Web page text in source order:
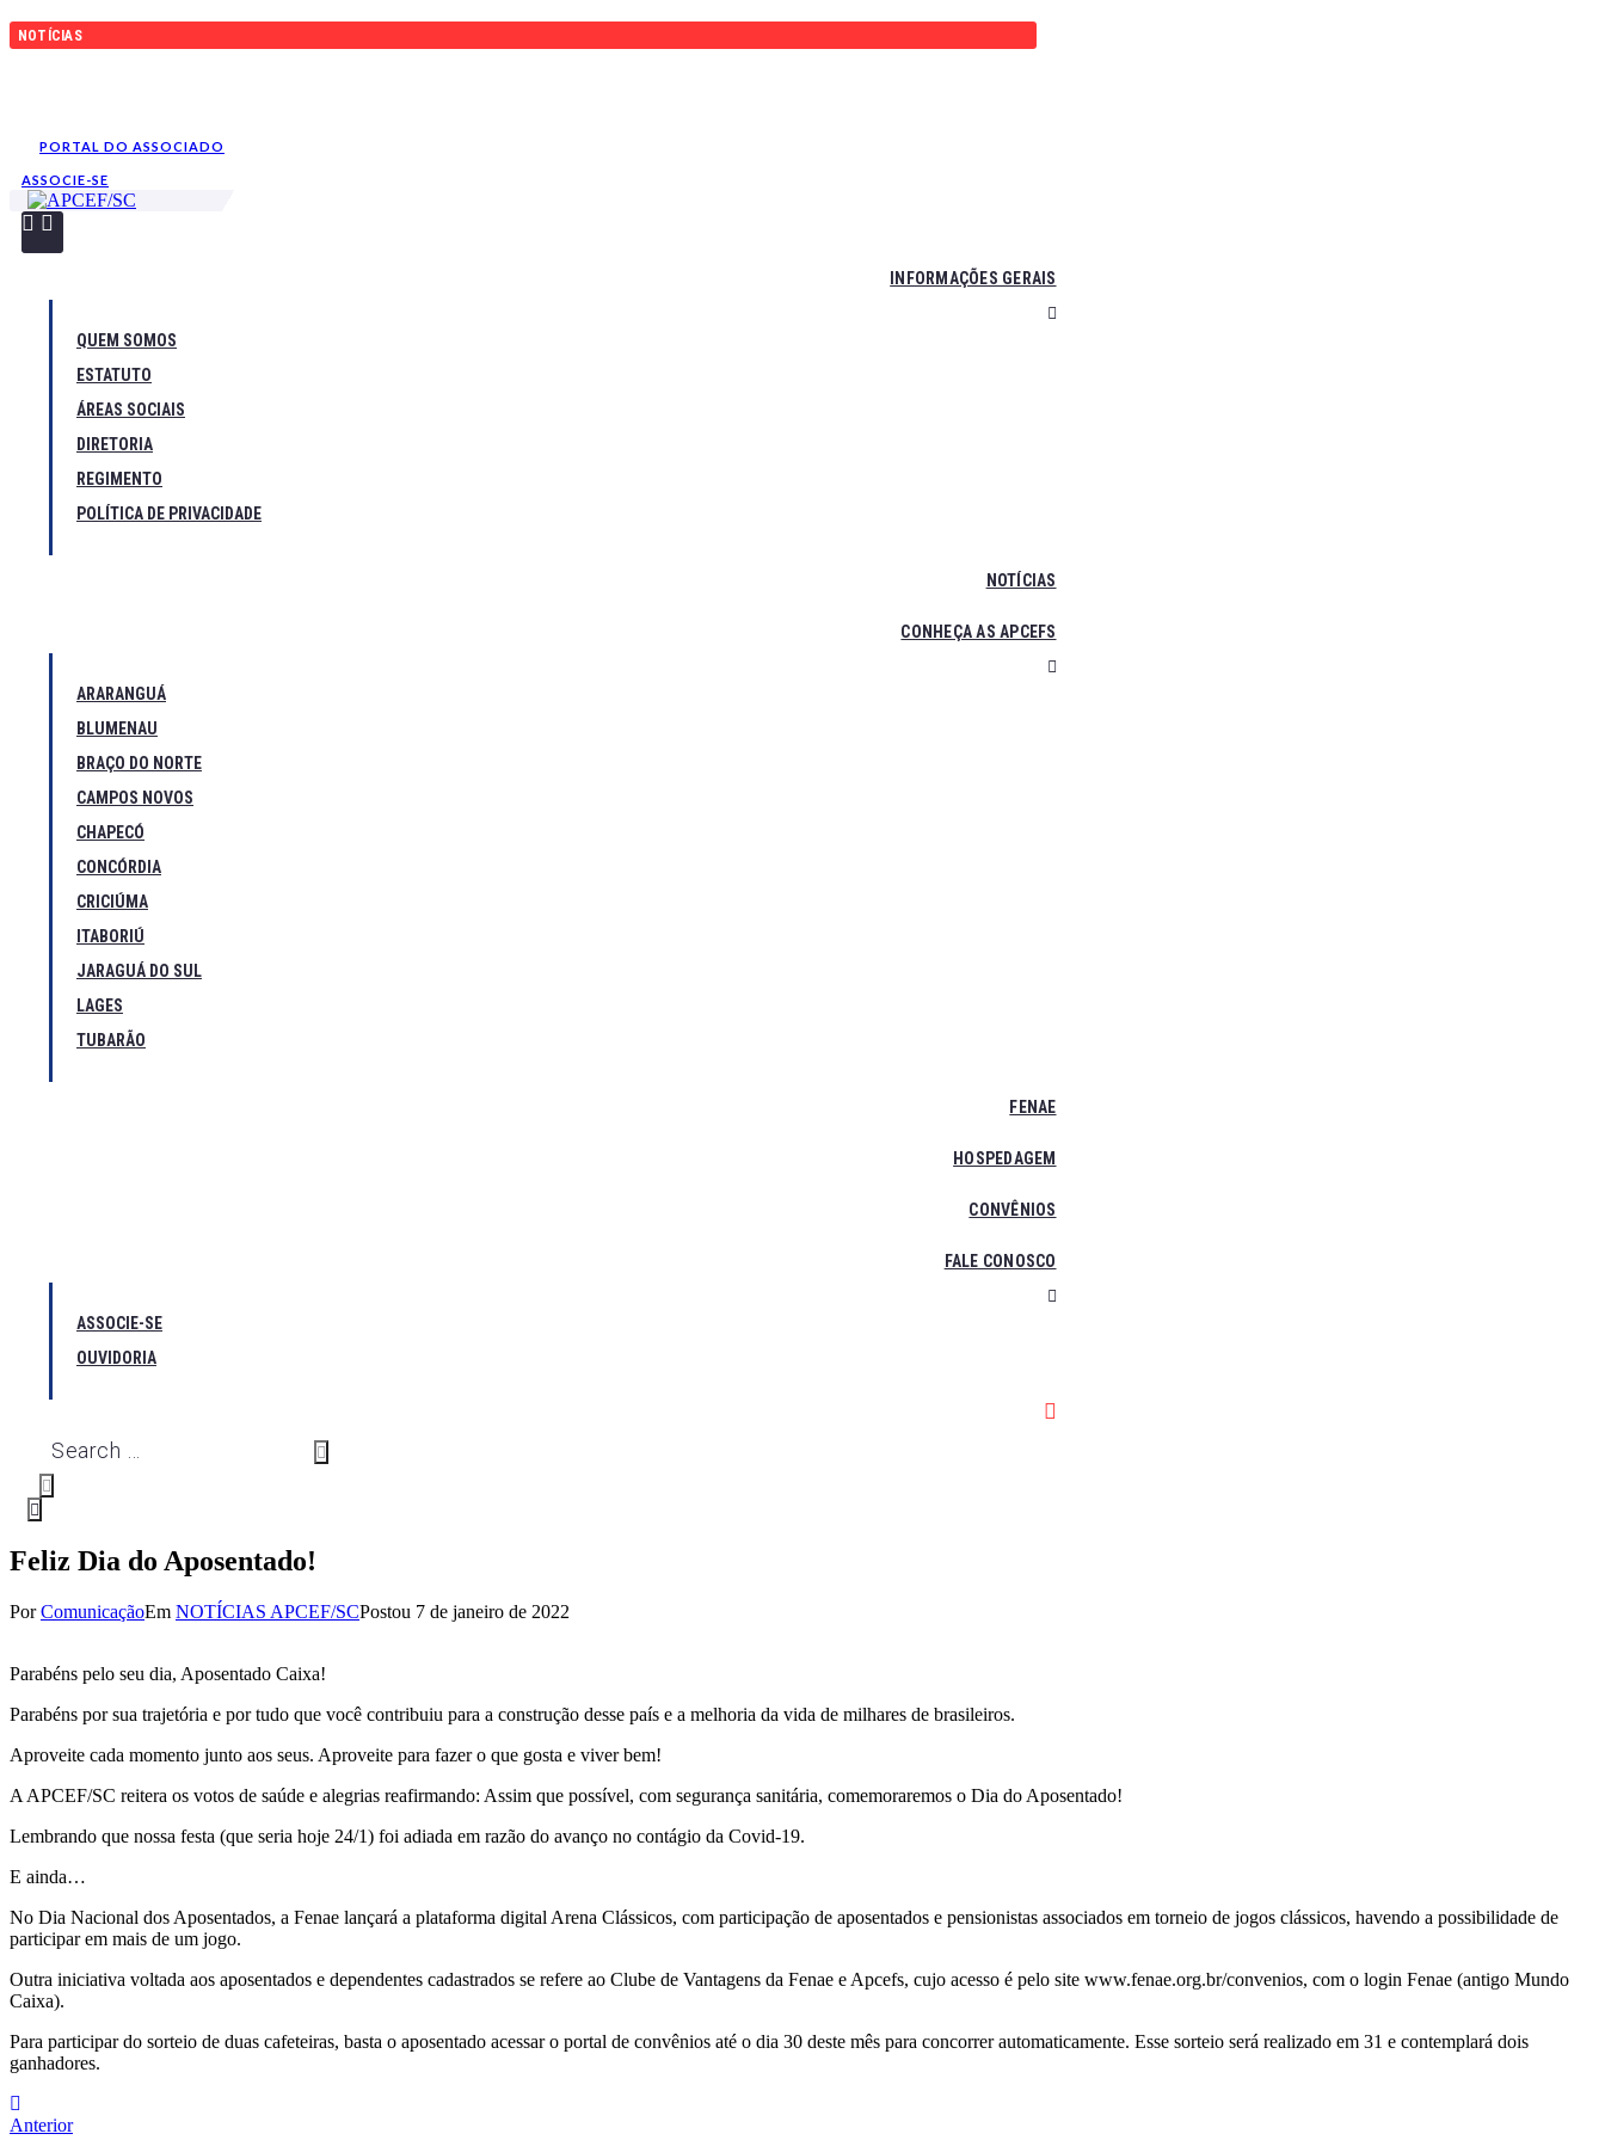
Ir
para
NOTÍCIAS
PORTAL DO ASSOCIADO
ASSOCIE-SE
INFORMAÇÕES GERAIS
QUEM SOMOS
ESTATUTO
ÁREAS SOCIAIS
DIRETORIA
REGIMENTO
POLÍTICA DE PRIVACIDADE
NOTÍCIAS
CONHEÇA AS APCEFS
ARARANGUÁ
BLUMENAU
BRAÇO DO NORTE
CAMPOS NOVOS
CHAPECÓ
CONCÓRDIA
CRICIÚMA
ITABORIÚ
JARAGUÁ DO SUL
LAGES
TUBARÃO
FENAE
HOSPEDAGEM
CONVÊNIOS
FALE CONOSCO
ASSOCIE-SE
OUVIDORIA
Feliz Dia do Aposentado!
PorComunicaçãoEm NOTÍCIAS APCEF/SCPostou 7 de janeiro de 2022
Parabéns pelo seu dia, Aposentado Caixa!
Parabéns por sua trajetória e por tudo que você contribuiu para a construção desse país e a melhoria da vida de milhares de brasileiros.
Aproveite cada momento junto aos seus. Aproveite para fazer o que gosta e viver bem!
A APCEF/SC reitera os votos de saúde e alegrias reafirmando: Assim que possível, com segurança sanitária, comemoraremos o Dia do Aposentado!
Lembrando que nossa festa (que seria hoje 24/1) foi adiada em razão do avanço no contágio da Covid-19.
E ainda…
No Dia Nacional dos Aposentados, a Fenae lançará a plataforma digital Arena Clássicos, com participação de aposentados e pensionistas associados em torneio de jogos clássicos, havendo a possibilidade de
participar em mais de um jogo.
Outra iniciativa voltada aos aposentados e dependentes cadastrados se refere ao Clube de Vantagens da Fenae e Apcefs, cujo acesso é pelo site www.fenae.org.br/convenios, com o login Fenae (antigo Mundo
Caixa).
Para participar do sorteio de duas cafeteiras, basta o aposentado acessar o portal de convênios até o dia 30 deste mês para concorrer automaticamente. Esse sorteio será realizado em 31 e contemplará dois
ganhadores.
Navegação
Anterior
Anterior